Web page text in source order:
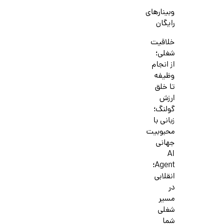
وبینارهای
رایگان
خلاقیت
شغلی؛
از انجام
وظیفه
تا خلق
ارزش
گولنگ؛
زبانی با
محبوبیت
جهانی
AI
Agent؛
انقلابی
در
مسیر
شغلی